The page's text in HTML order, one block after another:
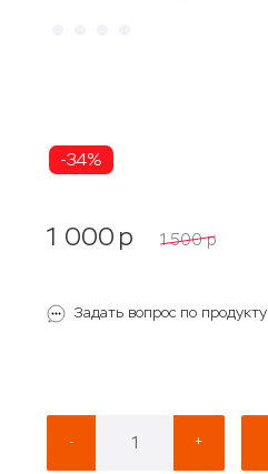
-34%
1 000 p 1 500 p
Задать вопрос по продукту
- +